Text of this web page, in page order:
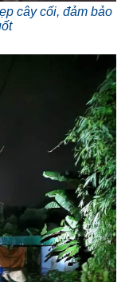
cây cối, đảm bảo